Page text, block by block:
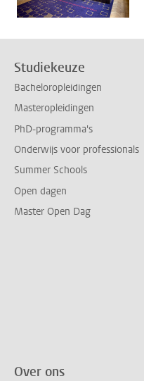
Studiekeuze
Bacheloropleidingen
Masteropleidingen
PhD-programma's
Onderwijs voor professionals
Summer Schools
Open dagen
Master Open Dag
Over ons